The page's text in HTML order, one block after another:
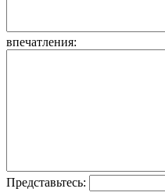
впечатления:
Представьтесь: